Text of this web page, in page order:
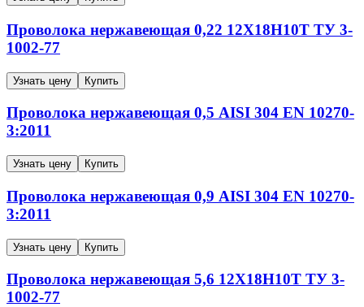
Проволока нержавеющая 0,22 12Х18Н10Т ТУ 3-
1002-77
Узнать цену Купить
Проволока нержавеющая 0,5 AISI 304 EN 10270-
3:2011
Узнать цену Купить
Проволока нержавеющая 0,9 AISI 304 EN 10270-
3:2011
Узнать цену Купить
Проволока нержавеющая 5,6 12Х18Н10Т ТУ 3-
1002-77